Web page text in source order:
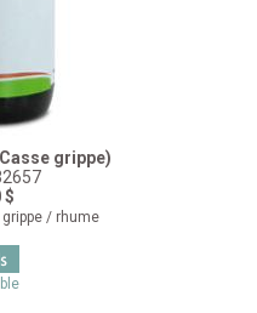
grippe)
$
/ rhume